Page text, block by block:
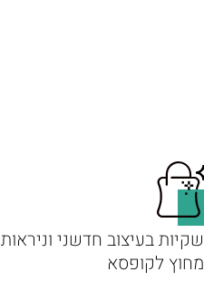
שקיות בעיצוב חדשני וניראות
מחוץ לקופסא